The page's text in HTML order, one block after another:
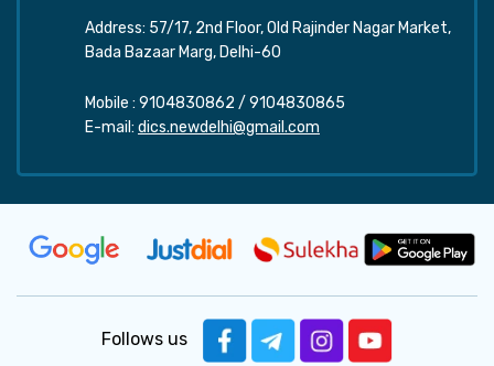
Address: 57/17, 2nd Floor, Old Rajinder Nagar Market,
Bada Bazaar Marg, Delhi-60
Mobile : 9104830862 / 9104830865
E-mail: dics.newdelhi@gmail.com
Follows us